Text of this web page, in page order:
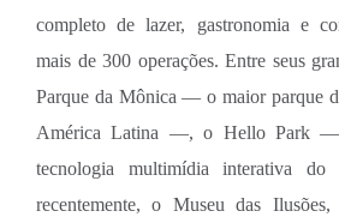
completo de lazer, gastronomia e
mais de 300 operações. Entre seus
Parque da Mônica — o maior parque
América Latina —, o Hello Park —
tecnologia multimídia interativa
recentemente, o Museu das